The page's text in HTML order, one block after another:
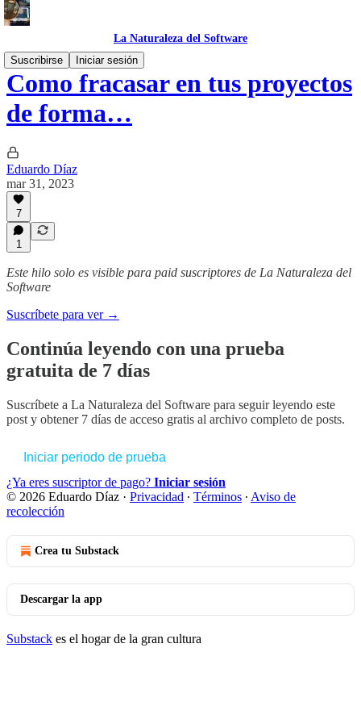
La Naturaleza del Software
Suscribirse
Iniciar sesión
Como fracasar en tus proyectos
de forma…
Eduardo Díaz
mar 31, 2023
7
1
Este hilo solo es visible para paid suscriptores de La Naturaleza del
Software
Suscríbete para ver →
Continúa leyendo con una prueba
gratuita de 7 días
Suscríbete a La Naturaleza del Software para seguir leyendo este
post y obtener 7 días de acceso gratis al archivo completo de posts.
Iniciar periodo de prueba
¿Ya eres suscriptor de pago? Iniciar sesión
© 2026 Eduardo Díaz · Privacidad ∙ Términos ∙ Aviso de
recolección
Crea tu Substack
Descargar la app
Substack es el hogar de la gran cultura